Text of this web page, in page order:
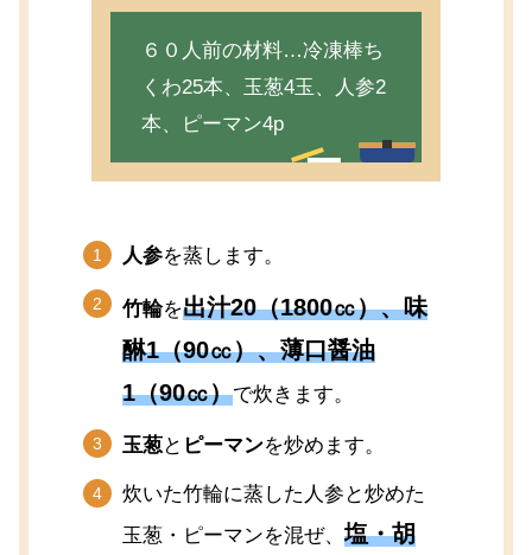
６０人前の材料…冷凍棒ち
くわ25本、玉葱4玉、人参2
本、ピーマン4p
人参を蒸します。
竹輪を出汁20（1800㏄）、味
醂1（90㏄）、薄口醤油
1（90㏄）で炊きます。
玉葱と ピーマンを炒めます。
炊いた竹輪に蒸した人参と炒めた
玉葱・ピーマンを混ぜ、塩・胡